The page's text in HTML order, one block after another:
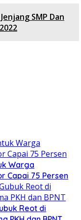
SMP Dan
Warga
Capai 75 Persen
Reot di